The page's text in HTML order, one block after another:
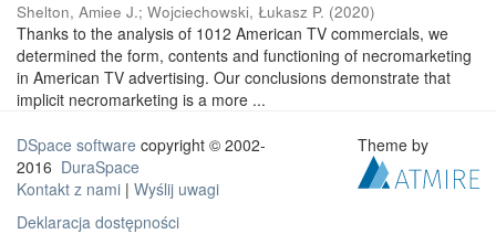
Shelton, Amiee J.; Wojciechowski, Łukasz P. (2020)
Thanks to the analysis of 1012 American TV commercials, we
determined the form, contents and functioning of necromarketing
in American TV advertising. Our conclusions demonstrate that
implicit necromarketing is a more ...
DSpace software copyright © 2002-
2016 DuraSpace
Kontakt z nami | Wyślij uwagi
Deklaracja dostępności
Theme by